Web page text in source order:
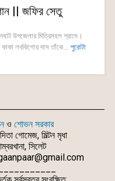
|| জফির সেতু
উপজেলার মিত্রিমহল গ্রামে।
কাকা লবকিশোর দাস তাঁকে... পুরোটা
ও শোভন সরকার
গোমেজ, মিল্টন মৃধা
সিলেট